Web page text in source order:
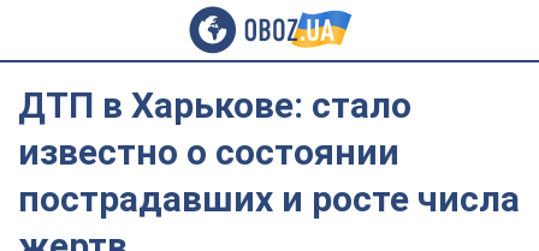
ДТП в Харькове: стало
известно о состоянии
пострадавших и росте числа